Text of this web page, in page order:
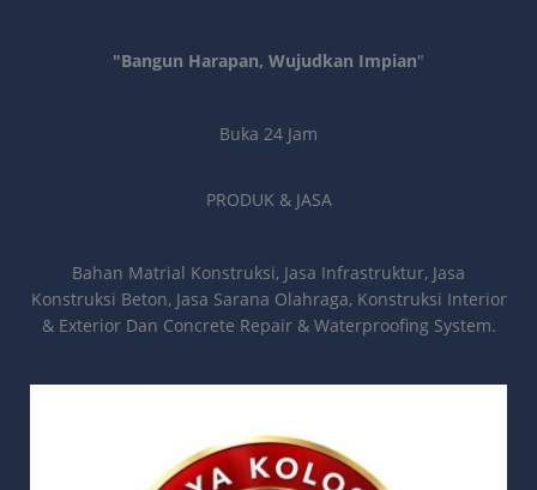
"Bangun Harapan, Wujudkan Impian"
Buka 24 Jam
PRODUK & JASA
Bahan Matrial Konstruksi, Jasa Infrastruktur, Jasa
Konstruksi Beton, Jasa Sarana Olahraga, Konstruksi Interior
& Exterior Dan Concrete Repair & Waterproofing System.